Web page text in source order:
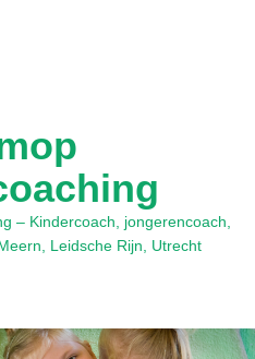
– Kindercoach, jongerencoach,
Leidsche Rijn, Utrecht